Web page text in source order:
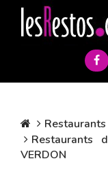
Restaurants
VERDON